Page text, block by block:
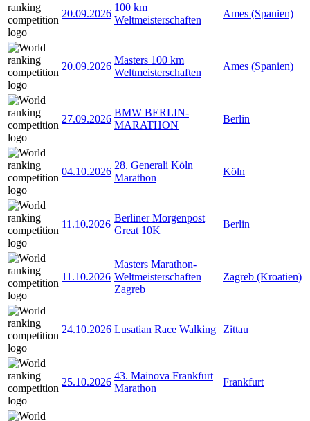
20.09.2026
100 km
Weltmeisterschaften
Ames (Spanien)
20.09.2026
Masters 100 km
Weltmeisterschaften
Ames (Spanien)
27.09.2026
BMW BERLIN-
MARATHON
Berlin
04.10.2026
28. Generali Köln
Marathon
Köln
11.10.2026
Berliner Morgenpost
Great 10K
Berlin
11.10.2026
Masters Marathon-
Weltmeisterschaften
Zagreb
Zagreb (Kroatien)
24.10.2026 Lusatian Race Walking Zittau
25.10.2026
43. Mainova Frankfurt
Marathon
Frankfurt